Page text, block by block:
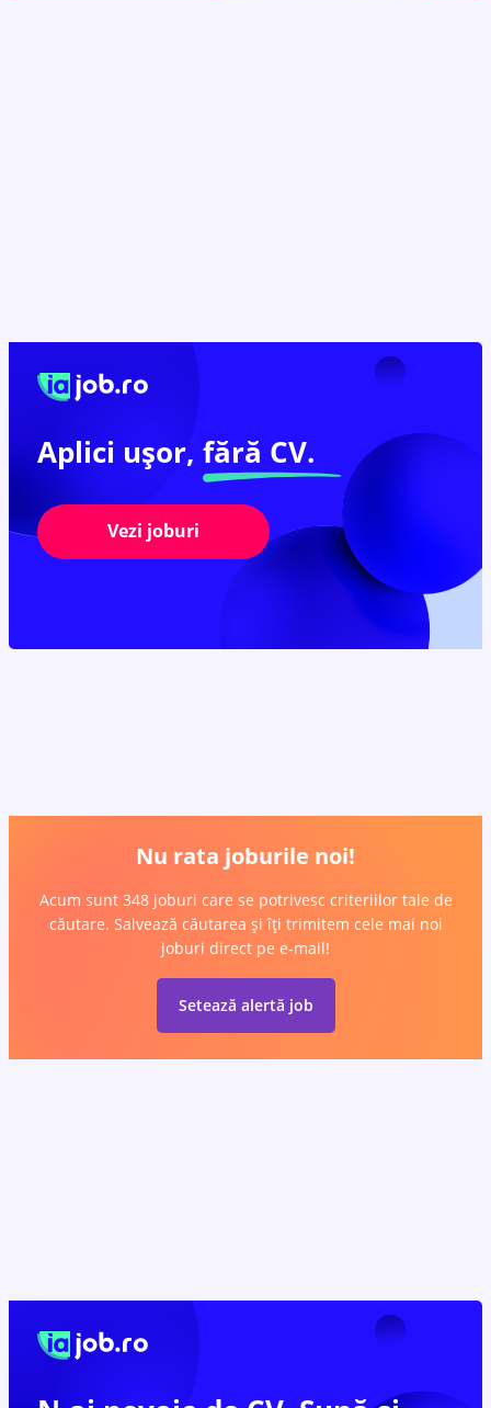
Aplici ușor, fără CV.
Vezi joburi
Nu rata joburile noi!
Acum sunt 348 joburi care se potrivesc criteriilor tale de
căutare. Salvează căutarea și îți trimitem cele mai noi
joburi direct pe e-mail!
Setează alertă job